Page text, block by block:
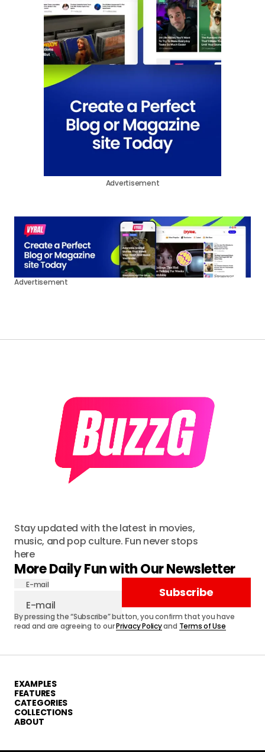
Advertisement
Advertisement
Stay updated with the latest in movies,
music, and pop culture. Fun never stops
here
More Daily Fun with Our Newsletter
E-mail
Subscribe
By pressing the “Subscribe” button, you confirm that you have
read and are agreeing to ourPrivacy Policyand Terms of Use
EXAMPLES
FEATURES
CATEGORIES
COLLECTIONS
ABOUT